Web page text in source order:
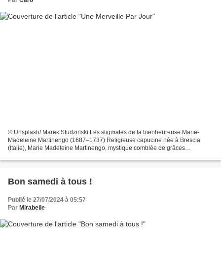
© Unsplash/ Marek Studzinski Les stigmates de la bienheureuse Marie-
Madeleine Martinengo (1687–1737) Religieuse capucine née à Brescia
(Italie), Marie Madeleine Martinengo, mystique comblée de grâces
Bon samedi à tous !
Publié le 27/07/2024 à 05:57
Par Mirabelle